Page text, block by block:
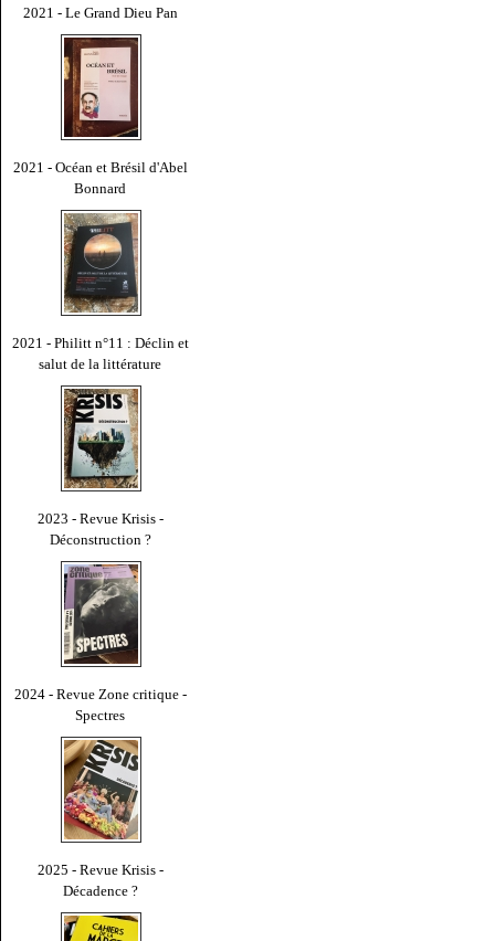
2021 - Le Grand Dieu Pan
2021 - Océan et Brésil d'Abel
Bonnard
2021 - Philitt n°11 : Déclin et
salut de la littérature
2023 - Revue Krisis -
Déconstruction ?
2024 - Revue Zone critique -
Spectres
2025 - Revue Krisis -
Décadence ?